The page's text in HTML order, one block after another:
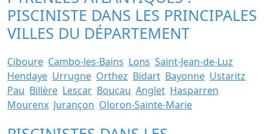
PISCINISTE DANS LES PRINCIPALES
VILLES DU DÉPARTEMENT
Ciboure Cambo-les-Bains Lons Saint-Jean-de-Luz
Hendaye Urrugne Orthez Bidart Bayonne Ustaritz
Pau Billère Lescar Boucau Anglet Hasparren
Mourenx Jurançon Oloron-Sainte-Marie